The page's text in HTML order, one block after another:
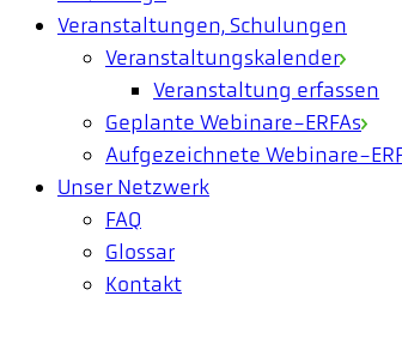
Veranstaltungen, Schulungen
Veranstaltungskalender
Veranstaltung erfassen
Geplante Webinare-ERFAs
Aufgezeichnete Webinare-
Unser Netzwerk
FAQ
Glossar
Kontakt